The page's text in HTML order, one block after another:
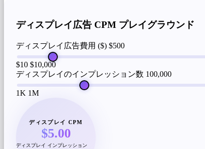
ディスプレイ広告 CPM プレイグラウンド
ディスプレイ広告費用 ($) $500
$10 $10,000
ディスプレイのインプレッション数 100,000
1K 1M
ディスプレイ CPM
$5.00
ディスプレイ インプレッション